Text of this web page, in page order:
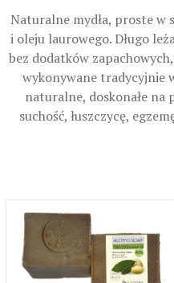
Naturalne mydła, proste w
i oleju laurowego. Długo
bez dodatków
wykonywane tradycyjnie
naturalne, doskonałe
suchość, łuszczycę,